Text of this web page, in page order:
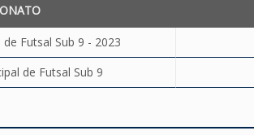
Futsal Sub 9 - 2023
de Futsal Sub 9